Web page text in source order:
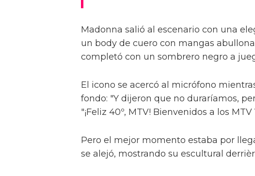
Madonna salió al escenario con una
un body de cuero con mangas
completó con un sombrero negro a
El icono se acercó al micrófono
fondo: "Y dijeron que no duraríamos,
"¡Feliz 40º, MTV! Bienvenidos a los
Pero el mejor momento estaba por
se alejó, mostrando su escultural